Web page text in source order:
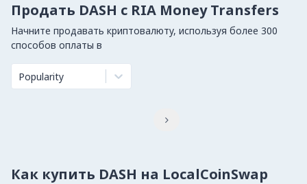
Продать DASH с RIA Money Transfers
Начните продавать криптовалюту, используя более 300
способов оплаты в
Popularity

Как купить DASH на LocalCoinSwap